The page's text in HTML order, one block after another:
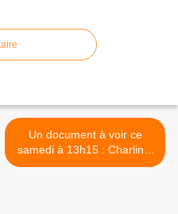
Un document à voir ce
samedi à 13h15 : Charline,
une infirmière en